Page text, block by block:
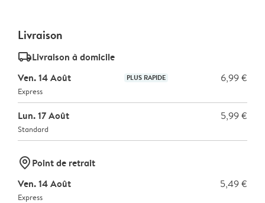
Livraison
delivery_standard_v2Livraison à domicile
Ven. 14 Août
PLUS RAPIDE 6,99 €
Express
Lun. 17 Août 5,99 €
Standard
marker-pinPoint de retrait
Ven. 14 Août
5,49 €
Express